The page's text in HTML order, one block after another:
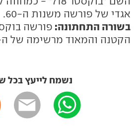
אגדי של פורשה משנות ה-60.
בשורה התחתונה: פורשה
הקטנה והמאוד מרשימה של ה-
נשמח לייעץ בכל